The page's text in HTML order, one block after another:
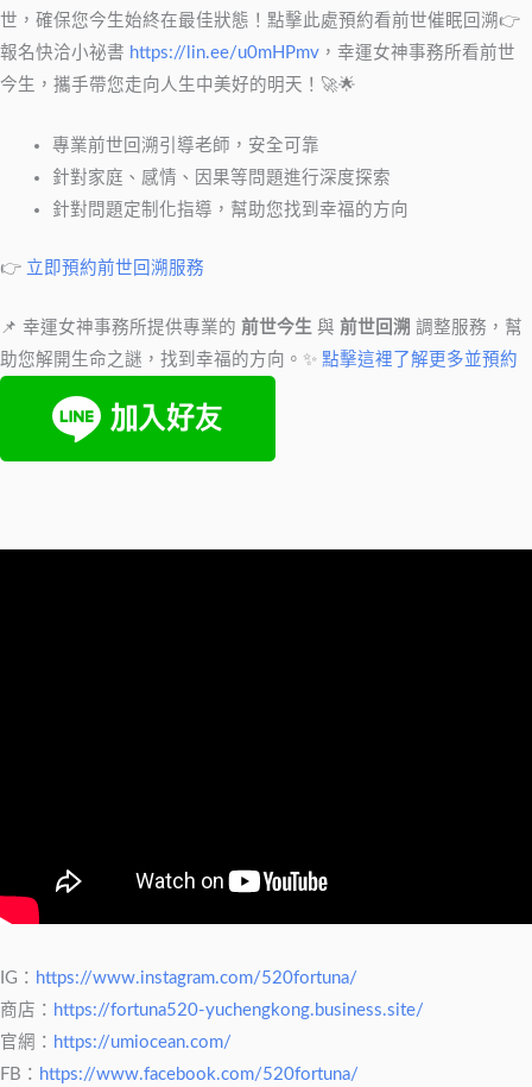
世，確保您今生始終在最佳狀態！點擊此處預約看前世催眠回溯👉
報名快洽小祕書 https://lin.ee/u0mHPmv ，幸運女神事務所看前世
今生，攜手帶您走向人生中美好的明天！🚀🌟
專業前世回溯引導老師，安全可靠
針對家庭、感情、因果等問題進行深度探索
針對問題定制化指導，幫助您找到幸福的方向
👉 立即預約前世回溯服務
📌 幸運女神事務所提供專業的 前世今生 與 前世回溯 調整服務，幫
助您解開生命之謎，找到幸福的方向。✨ 點擊這裡了解更多並預約
IG： https://www.instagram.com/520fortuna/
商店： https://fortuna520-yuchengkong.business.site/
官網： https://umiocean.com/
FB： https://www.facebook.com/520fortuna/